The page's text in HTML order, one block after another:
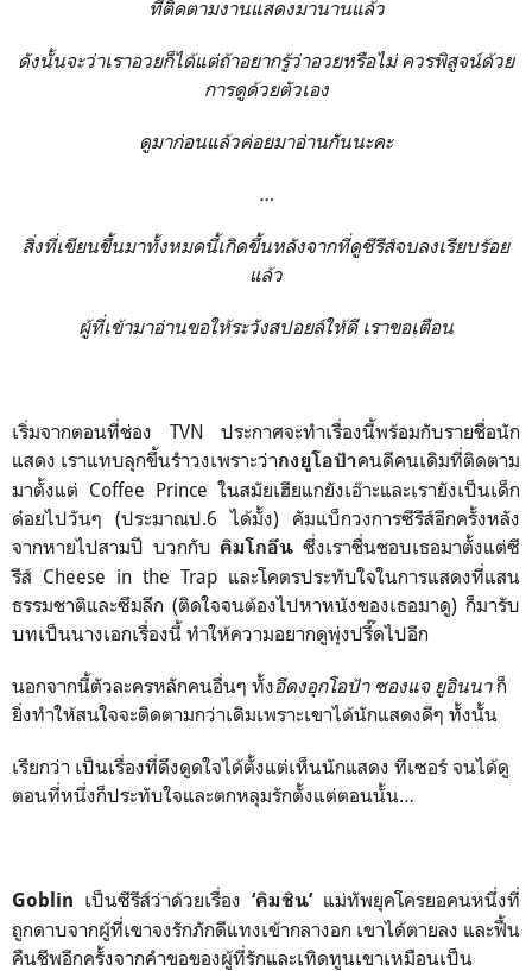
ที่ติดตามงานแสดงมานานแล้ว
ดังนั้นจะว่าเราอวยก็ได้แต่ถ้าอยากรู้ว่าอวยหรือไม่ ควรพิสูจน์ด้วย
การดูด้วยตัวเอง
ดูมาก่อนแล้วค่อยมาอ่านกันนะคะ
…
สิ่งที่เขียนขึ้นมาทั้งหมดนี้เกิดขึ้นหลังจากที่ดูซีรีส์จบลงเรียบร้อย
แล้ว
ผู้ที่เข้ามาอ่านขอให้ระวังสปอยล์ให้ดี เราขอเตือน
เริ่มจากตอนที่ช่อง TVN ประกาศจะทำเรื่องนี้พร้อมกับรายชื่อนัก
แสดง เราแทบลุกขึ้นรำวงเพราะว่ากงยูโอป้าคนดีคนเดิมที่ติดตาม
มาตั้งแต่ Coffee Prince ในสมัยเฮียแกยังเอ๊าะและเรายังเป็นเด็ก
ด๋อยไปวันๆ (ประมาณป.6 ได้มั้ง) คัมแบ็กวงการซีรีส์อีกครั้งหลัง
จากหายไปสามปี บวกกับ คิมโกอึนซึ่งเราชื่นชอบเธอมาตั้งแต่ซี
รีส์ Cheese in the Trap และโคตรประทับใจในการแสดงที่แสน
ธรรมชาติและซึมลึก (ติดใจจนต้องไปหาหนังของเธอมาดู) ก็มารับ
บทเป็นนางเอกเรื่องนี้ ทำให้ความอยากดูพุ่งปรี๊ดไปอีก
นอกจากนี้ตัวละครหลักคนอื่นๆ ทั้งอีดงอุกโอป้า ซองแจ ยูอินนาก็
ยิ่งทำให้สนใจจะติดตามกว่าเดิมเพราะเขาได้นักแสดงดีๆ ทั้งนั้น
เรียกว่า เป็นเรื่องที่ดึงดูดใจได้ตั้งแต่เห็นนักแสดง ทีเซอร์ จนได้ดู
ตอนที่หนึ่งก็ประทับใจและตกหลุมรักตั้งแต่ตอนนั้น…
Goblin เป็นซีรีส์ว่าด้วยเรื่อง ‘คิมชิน’แม่ทัพยุคโครยอคนหนึ่งที่
ถูกดาบจากผู้ที่เขาจงรักภักดีแทงเข้ากลางอก เขาได้ตายลง และฟื้น
คืนชีพอีกครั้งจากคำขอของผู้ที่รักและเทิดทูนเขาเหมือนเป็น